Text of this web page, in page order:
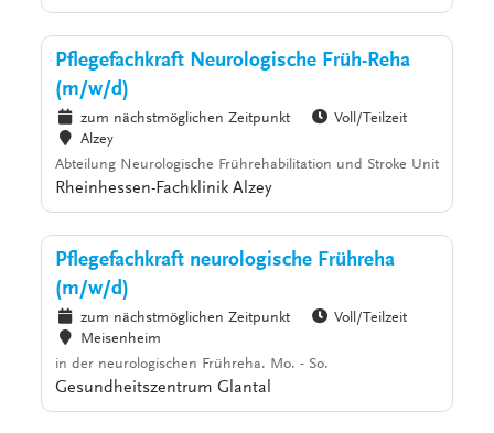
Pflegefachkraft Neurologische Früh-Reha
(m/w/d)
zum nächstmöglichen Zeitpunkt
Voll/Teilzeit
Alzey
Abteilung Neurologische Frührehabilitation und Stroke Unit
Rheinhessen-Fachklinik Alzey
Pflegefachkraft neurologische Frühreha
(m/w/d)
zum nächstmöglichen Zeitpunkt
Voll/Teilzeit
Meisenheim
in der neurologischen Frühreha. Mo. - So.
Gesundheitszentrum Glantal